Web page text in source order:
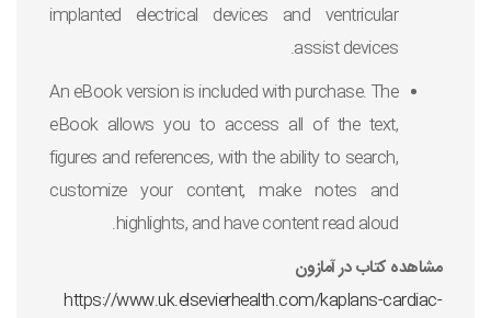
implanted electrical devices and ventricular
assist devices.
An eBook version is included with purchase. The
eBook allows you to access all of the text,
figures and references, with the ability to search,
customize your content, make notes and
highlights, and have content read aloud.
مشاهده کتاب در آمازون
https://www.uk.elsevierhealth.com/kaplans-cardiac-